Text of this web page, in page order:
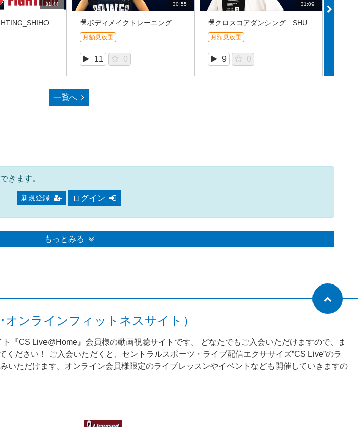
31:44 30:55
月額見放題
11 0
31:09
月額見放題
9 0
一覧へ
きます。
新規登録 ログイン
もっとみる
ンラインフィットネスサイト）
『CS Live@Home』会員様の動画視聴サイトです。 どなたでもご入会いただけますので、ま
ださい！ ご入会いただくと、セントラルスポーツ・ライブ配信エクササイズ”CS Live”のラ
いただけます。オンライン会員様限定のライブレッスンやイベントなども開催していきますの